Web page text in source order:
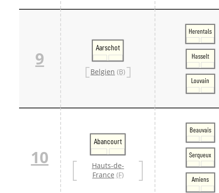
9
Aarschot
Belgien (B)
Herentals
Hasselt
Louvain
10
Abancourt
Hauts-de-
France (F)
Beauvais
Serqueux
Amiens